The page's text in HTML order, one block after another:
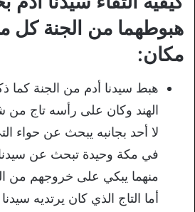
هبوطهما من الجنة كل
مكان:
هبط سيدنا أدم من الجنة
الهند وكان على رأسه تاج من
لا أحد بجانبه يبحث عن حواء
في مكة وحيدة تبحث عن
منهما يبكي على خروجهم من
أما التاج الذي كان يرتديه